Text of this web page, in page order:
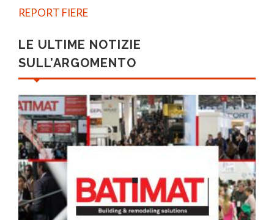
REPORT FIERE
LE ULTIME NOTIZIE
SULL’ARGOMENTO